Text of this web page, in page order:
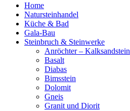
Home
Natursteinhandel
Küche & Bad
Gala-Bau
Steinbruch & Steinwerke
Anröchter – Kalksandstein
Basalt
Diabas
Bimsstein
Dolomit
Gneis
Granit und Diorit